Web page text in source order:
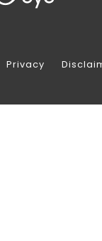
Privacy